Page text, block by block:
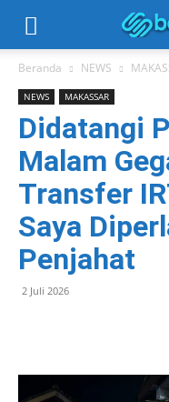
Beranda NEWS
NEWS MAKASSAR
Didatangi
Malam
Transfer
Saya
Penjahat
2 Juli 2026